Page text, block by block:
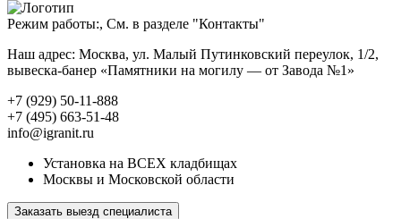
Режим работы:, См. в разделе "Контакты"
Наш адрес: Москва, ул. Малый Путинковский переулок, 1/2,
вывеска-банер «Памятники на могилу — от Завода №1»
+7 (929) 50-11-888
+7 (495) 663-51-48
info@igranit.ru
Установка на ВСЕХ кладбищах
Москвы и Московской области
Заказать выезд специалиста